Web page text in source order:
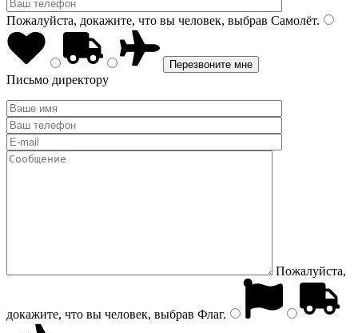
Пожалуйста, докажите, что вы человек, выбрав Самолёт.
Письмо директору
Пожалуйста,
докажите, что вы человек, выбрав Флаг.